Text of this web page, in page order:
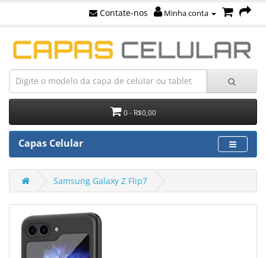
Contate-nos Minha conta
0 - R$0,00
Capas Celular
Samsung Galaxy Z Flip7